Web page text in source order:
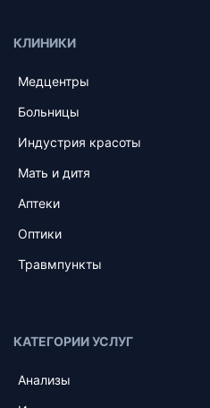
КЛИНИКИ
Медцентры
Больницы
Индустрия красоты
Мать и дитя
Аптеки
Оптики
Травмпункты
КАТЕГОРИИ УСЛУГ
Анализы